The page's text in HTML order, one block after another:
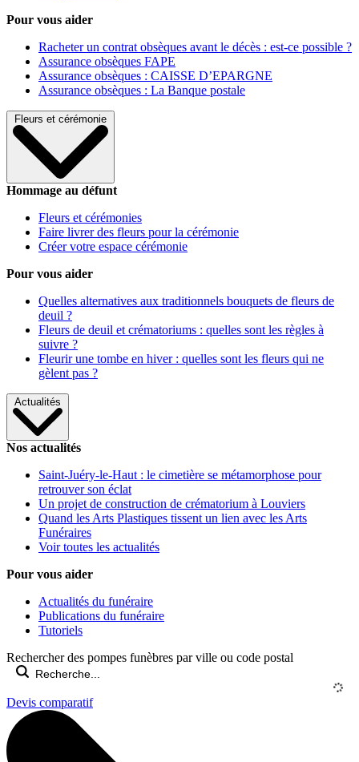
Pour vous aider
Racheter un contrat obsèques avant le décès : est-ce possible ?
Assurance obsèques FAPE
Assurance obsèques : CAISSE D’EPARGNE
Assurance obsèques : La Banque postale
Fleurs et cérémonie
Hommage au défunt
Fleurs et cérémonies
Faire livrer des fleurs pour la cérémonie
Créer votre espace cérémonie
Pour vous aider
Quelles alternatives aux traditionnels bouquets de fleurs de
deuil ?
Fleurs de deuil et crématoriums : quelles sont les règles à
suivre ?
Fleurir une tombe en hiver : quelles sont les fleurs qui ne
gèlent pas ?
Actualités
Nos actualités
Saint-Juéry-le-Haut : le cimetière se métamorphose pour
retrouver son éclat
Un projet de construction de crématorium à Louviers
Quand les Arts Plastiques tissent un lien avec les Arts
Funéraires
Voir toutes les actualités
Pour vous aider
Actualités du funéraire
Publications du funéraire
Tutoriels
Rechercher des pompes funèbres par ville ou code postal
Devis comparatif